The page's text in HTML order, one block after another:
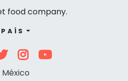
food company.
PAÍS
México